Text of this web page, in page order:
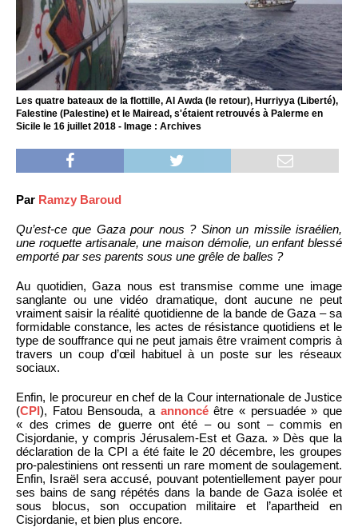
Les quatre bateaux de la flottille, Al Awda (le retour), Hurriyya (Liberté),
Falestine (Palestine) et le Mairead, s'étaient retrouvés à Palerme en
Sicile le 16 juillet 2018 - Image : Archives
Par Ramzy Baroud
Qu’est-ce que Gaza pour nous ? Sinon un missile israélien,
une roquette artisanale, une maison démolie, un enfant blessé
emporté par ses parents sous une grêle de balles ?
Au quotidien, Gaza nous est transmise comme une image
sanglante ou une vidéo dramatique, dont aucune ne peut
vraiment saisir la réalité quotidienne de la bande de Gaza – sa
formidable constance, les actes de résistance quotidiens et le
type de souffrance qui ne peut jamais être vraiment compris à
travers un coup d’œil habituel à un poste sur les réseaux
sociaux.
Enfin, le procureur en chef de la Cour internationale de Justice
(CPI), Fatou Bensouda, a annoncéêtre « persuadée » que
« des crimes de guerre ont été – ou sont – commis en
Cisjordanie, y compris Jérusalem-Est et Gaza. » Dès que la
déclaration de la CPI a été faite le 20 décembre, les groupes
pro-palestiniens ont ressenti un rare moment de soulagement.
Enfin, Israël sera accusé, pouvant potentiellement payer pour
ses bains de sang répétés dans la bande de Gaza isolée et
sous blocus, son occupation militaire et l’apartheid en
Cisjordanie, et bien plus encore.